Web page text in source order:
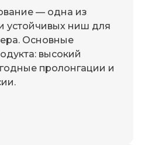
— одна из
устойчивых ниш для
Основные
высокий
пролонгации и